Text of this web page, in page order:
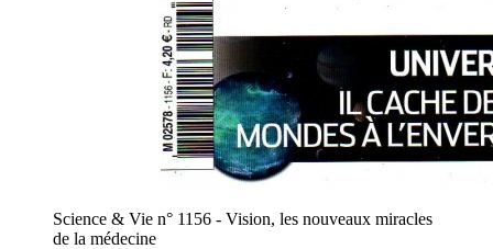
Science & Vie n° 1156 - Vision, les nouveaux miracles
de la médecine